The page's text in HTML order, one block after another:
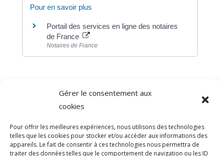
Gérer le consentement aux
cookies
Pour offrir les meilleures expériences, nous utilisons des technologies
telles que les cookies pour stocker et/ou accéder aux informations des
appareils. Le fait de consentir à ces technologies nous permettra de
traiter des données telles que le comportement de navigation ou les ID
Pour en savoir plus
Portail des services en ligne des notaires
de France
Notaires de France
Direction de l'information légale et administrative
comarquage developpé par